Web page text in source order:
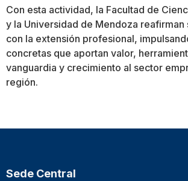
Con esta actividad, la Facultad de
y la Universidad de Mendoza reafirman
con la extensión profesional,
concretas que aportan valor,
vanguardia y crecimiento al sector
región.
Sede Central